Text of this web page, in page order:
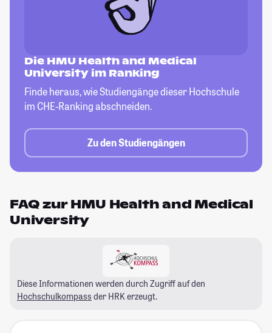
Die HMU Health and Medical
University im Ranking
Finde heraus, wie Studiengänge dieserHochschule
im CHE-Ranking abschneiden.
Zu den Studiengängen
FAQ zur HMU Health and Medical
University
Diese Informationen werden durch Zugriff auf den
Hochschulkompass der HRK erzeugt.